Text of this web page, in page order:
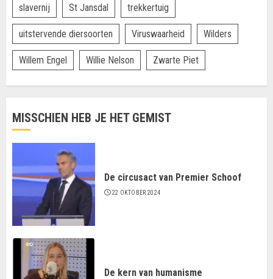
slavernij St Jansdal trekkertuig
uitstervende diersoorten Viruswaarheid Wilders
Willem Engel Willie Nelson Zwarte Piet
MISSCHIEN HEB JE HET GEMIST
De circusact van Premier Schoof
22 OKTOBER 2024
De kern van humanisme